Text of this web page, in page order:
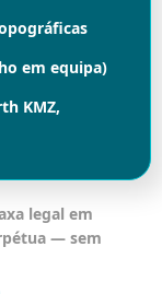
em equipa)
KMZ,
legal em
— sem